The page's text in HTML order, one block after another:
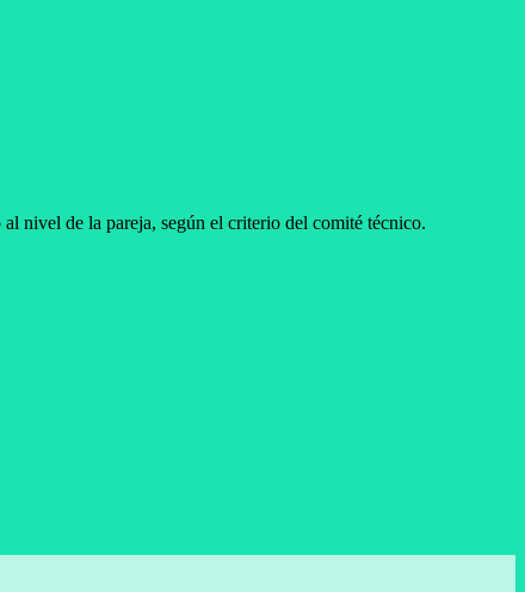
nivel de la pareja, según el criterio del comité técnico.